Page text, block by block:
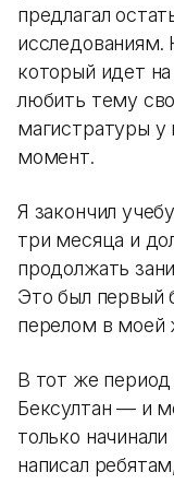
предлагал
исследованиям.
который идет
любить тему
магистратуры у
момент.
Я закончил
три месяца и
продолжать
Это был первый
перелом в моей
В тот же
Бексултан — и
только
написал